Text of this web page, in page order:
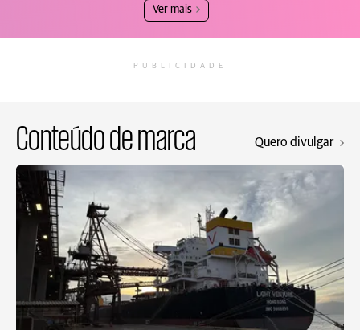
Ver mais
PUBLICIDADE
Conteúdo de marca Quero divulgar